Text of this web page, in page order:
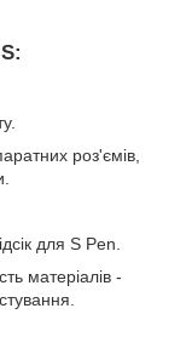
роз'ємів,
для S Pen.
матеріалів -